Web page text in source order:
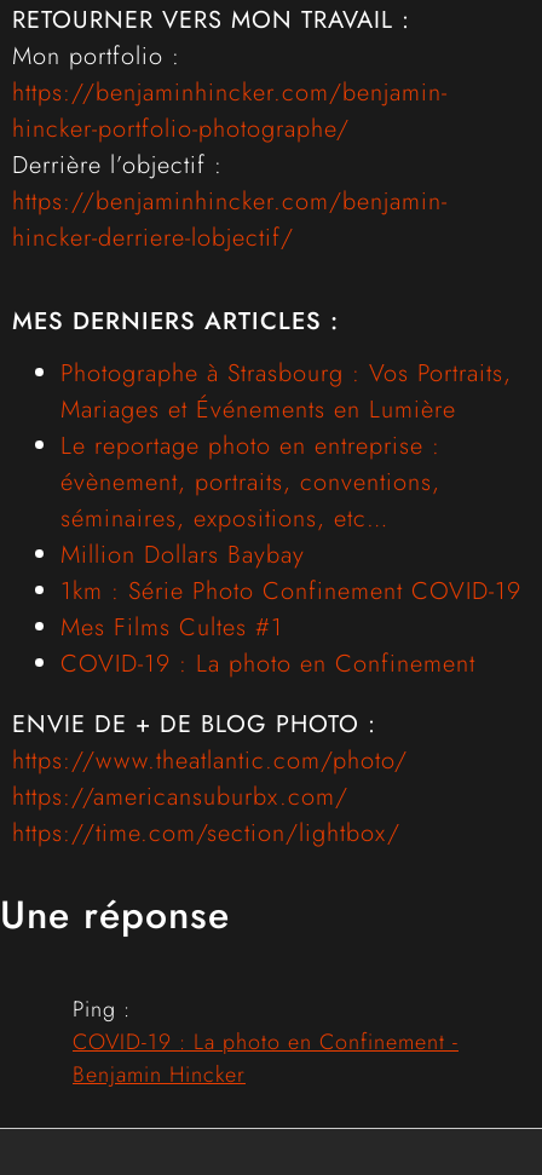
RETOURNER VERS MON TRAVAIL :
Mon portfolio :
https://benjaminhincker.com/benjamin-
hincker-portfolio-photographe/
Derrière l’objectif :
https://benjaminhincker.com/benjamin-
hincker-derriere-lobjectif/
MES DERNIERS ARTICLES :
Photographe à Strasbourg : Vos Portraits,
Mariages et Événements en Lumière
Le reportage photo en entreprise :
évènement, portraits, conventions,
séminaires, expositions, etc…
Million Dollars Baybay
1km : Série Photo Confinement COVID-19
Mes Films Cultes #1
COVID-19 : La photo en Confinement
ENVIE DE + DE BLOG PHOTO :
https://www.theatlantic.com/photo/
https://americansuburbx.com/
https://time.com/section/lightbox/
Une réponse
Ping :
COVID-19 : La photo en Confinement -
Benjamin Hincker